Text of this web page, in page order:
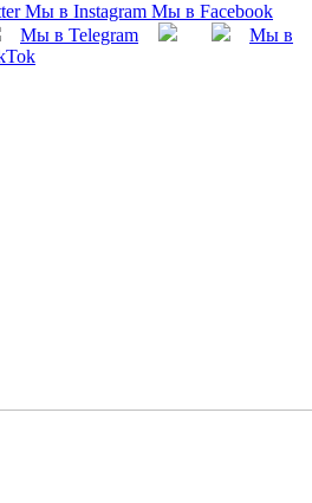
Мы в Instagram Мы в Facebook
Мы в Telegram
Мы в